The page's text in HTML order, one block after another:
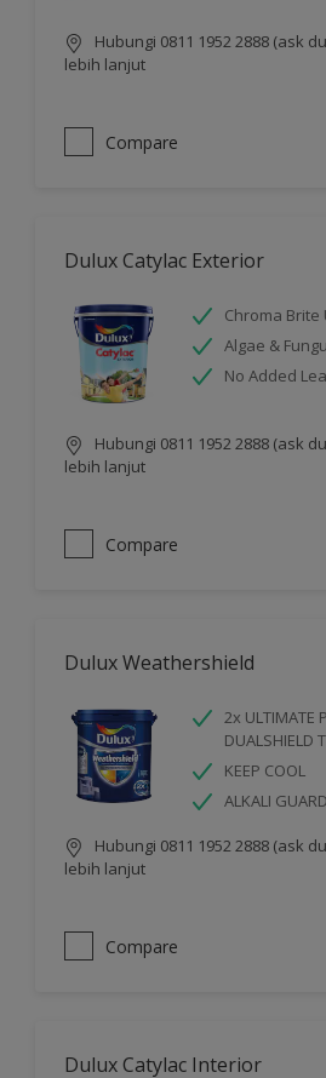
Hubungi 0811 1952 2888 (ask
lebih lanjut
Compare
Dulux Catylac Exterior
Chroma Brite
Algae &
No Added
Hubungi 0811 1952 2888 (ask
lebih lanjut
Compare
Dulux Weathershield
2x ULTIMATE
DUALSHIELD
KEEP COOL
ALKALI GUARD
Hubungi 0811 1952 2888 (ask
lebih lanjut
Compare
Dulux Catylac Interior